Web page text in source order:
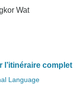
Wat
l’itinéraire complet
Language